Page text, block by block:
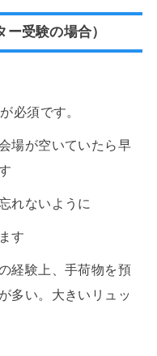
受験の場合）
必須です。
場が空いていたら早
れないように
す
経験上、手荷物を預
多い。大きいリュッ